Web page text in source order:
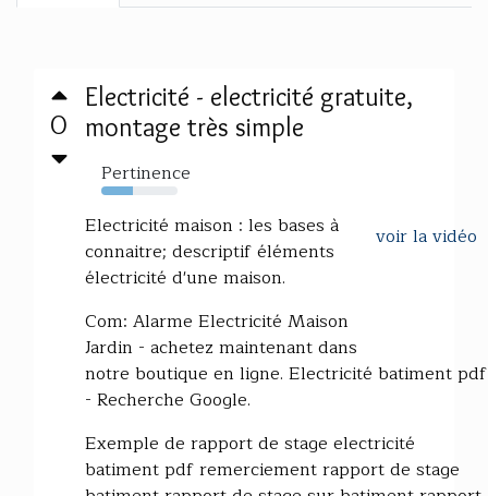
0
Electricité - electricité gratuite,
montage très simple
Pertinence
41%
voir la vidéo
Electricité maison : les bases à
connaitre; descriptif éléments
électricité d'une maison.
Com: Alarme Electricité Maison
Jardin - achetez maintenant dans
notre boutique en ligne. Electricité batiment pdf
- Recherche Google.
Exemple de rapport de stage electricité
batiment pdf remerciement rapport de stage